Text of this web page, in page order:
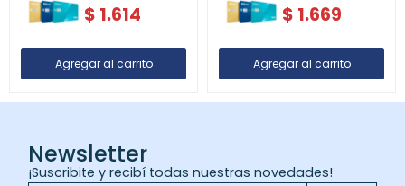
$ 1.614
$ 1.669
Newsletter
¡Suscribite y recibí todas nuestras novedades!